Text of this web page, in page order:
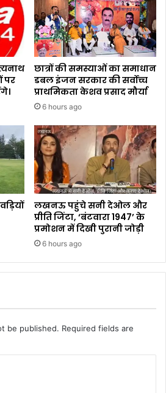
पर
छात्रों की समस्याओं का समाधान
डबल इंजन सरकार की सर्वोच्च
प्राथमिकता केशव प्रसाद मौर्या
6 hours ago
लखनऊ पहुंचे सनी देओल और
प्रीति जिंटा, ‘बंटवारा 1947’ के
प्रमोशन में दिखी पुरानी जोड़ी
6 hours ago
be published. Required fields are